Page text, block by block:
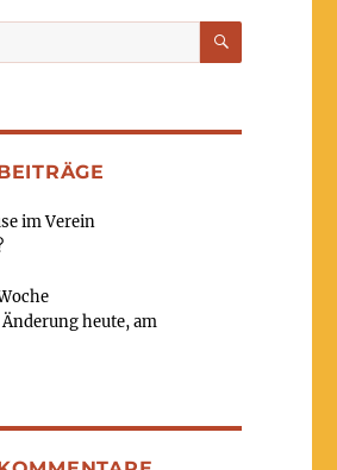
SUCHEN
im Verein
heute, am